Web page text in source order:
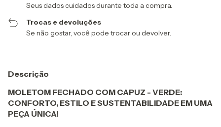
Seus dados cuidados durante toda a compra.
Trocas e devoluções
Se não gostar, você pode trocar ou devolver.
Descrição
MOLETOM FECHADO COM CAPUZ - VERDE:
CONFORTO, ESTILO E SUSTENTABILIDADE EM UMA
PEÇA ÚNICA!